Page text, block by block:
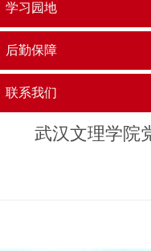
学习园地
后勤保障
联系我们
武汉文理学院